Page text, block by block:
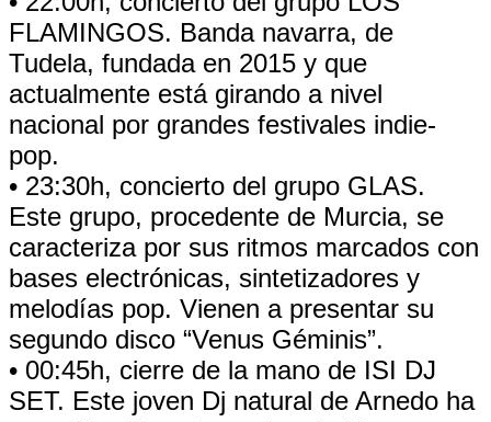
FLAMINGOS. Banda navarra, de
Tudela, fundada en 2015 y que
actualmente está girando a nivel
nacional por grandes festivales indie-
pop.
• 23:30h, concierto del grupo GLAS.
Este grupo, procedente de Murcia, se
caracteriza por sus ritmos marcados con
bases electrónicas, sintetizadores y
melodías pop. Vienen a presentar su
segundo disco “Venus Géminis”.
• 00:45h, cierre de la mano de ISI DJ
SET. Este joven Dj natural de Arnedo ha